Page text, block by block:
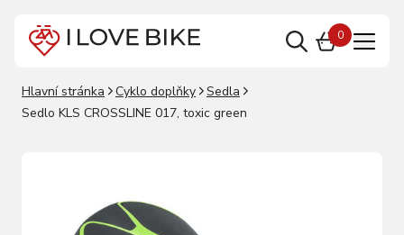
0
Hlavní stránka Cyklo doplňky
Sedla
Sedlo KLS CROSSLINE 017, toxic green